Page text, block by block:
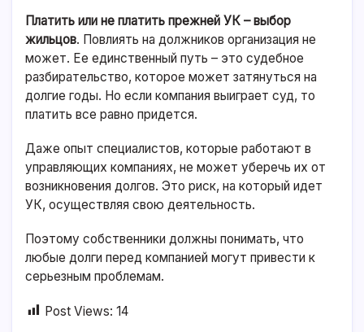
Платить или не платить прежней УК – выбор
жильцов. Повлиять на должников организация не
может. Ее единственный путь – это судебное
разбирательство, которое может затянуться на
долгие годы. Но если компания выиграет суд, то
платить все равно придется.
Даже опыт специалистов, которые работают в
управляющих компаниях, не может уберечь их от
возникновения долгов. Это риск, на который идет
УК, осуществляя свою деятельность.
Поэтому собственники должны понимать, что
любые долги перед компанией могут привести к
серьезным проблемам.
Post Views: 14